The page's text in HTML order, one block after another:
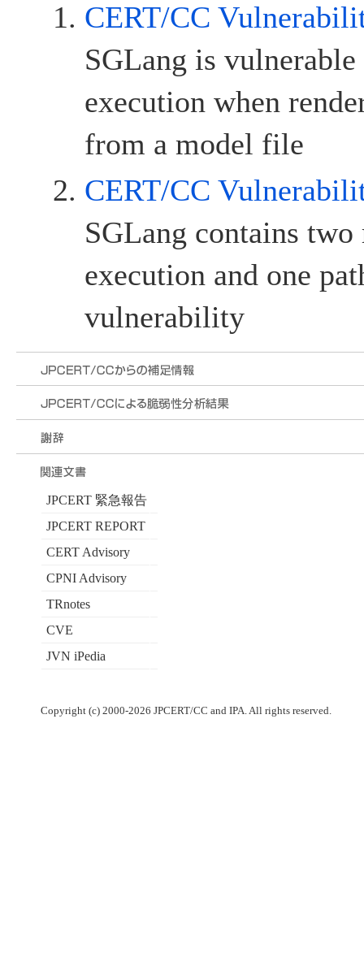
CERT/CC
SGLang is
execution when
from a model file
CERT/CC
SGLang contains two
execution and one
vulnerability
JPCERT 緊急報告
JPCERT REPORT
CERT Advisory
CPNI Advisory
TRnotes
CVE
JVN iPedia
Copyright (c) 2000-2026 JPCERT/CC and IPA. All rights reserved.